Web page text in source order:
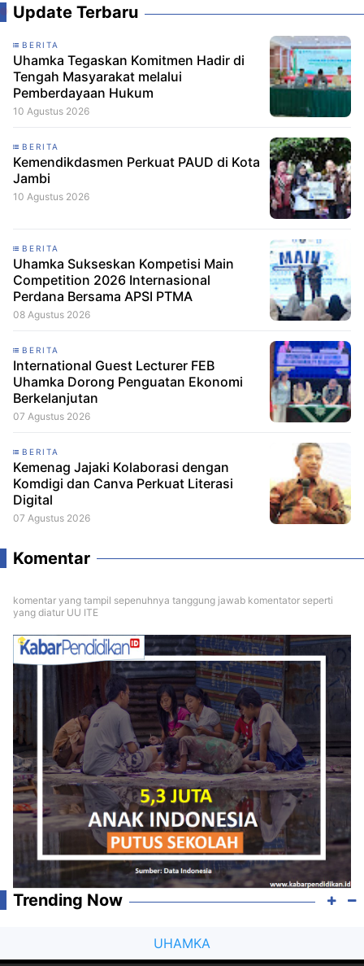
Update Terbaru
BERITA
Uhamka Tegaskan Komitmen Hadir di
Tengah Masyarakat melalui
Pemberdayaan Hukum
10 Agustus 2026
BERITA
Kemendikdasmen Perkuat PAUD di Kota
Jambi
10 Agustus 2026
BERITA
Uhamka Sukseskan Kompetisi Main
Competition 2026 Internasional
Perdana Bersama APSI PTMA
08 Agustus 2026
BERITA
International Guest Lecturer FEB
Uhamka Dorong Penguatan Ekonomi
Berkelanjutan
07 Agustus 2026
BERITA
Kemenag Jajaki Kolaborasi dengan
Komdigi dan Canva Perkuat Literasi
Digital
07 Agustus 2026
Komentar
komentar yang tampil sepenuhnya tanggung jawab komentator seperti
yang diatur UU ITE
Trending Now
UHAMKA